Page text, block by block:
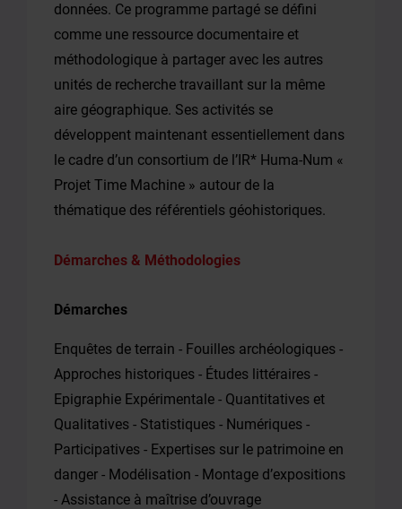
données. Ce programme partagé se défini
comme une ressource documentaire et
méthodologique à partager avec les autres
unités de recherche travaillant sur la même
aire géographique. Ses activités se
développent maintenant essentiellement dans
le cadre d’un consortium de l’IR* Huma-Num «
Projet Time Machine » autour de la
thématique des référentiels géohistoriques.
Démarches & Méthodologies
Démarches
Enquêtes de terrain - Fouilles archéologiques -
Approches historiques - Études littéraires -
Epigraphie Expérimentale - Quantitatives et
Qualitatives - Statistiques - Numériques -
Participatives - Expertises sur le patrimoine en
danger - Modélisation - Montage d’expositions
- Assistance à maîtrise d’ouvrage